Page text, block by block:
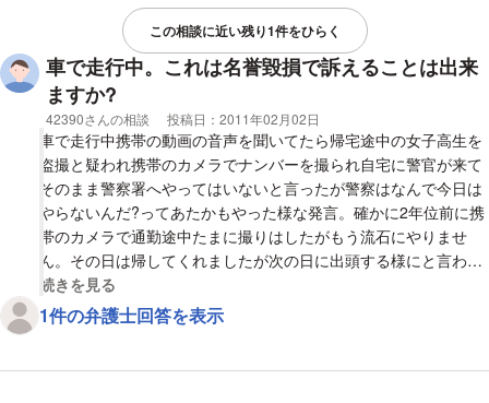
この相談に近い残り1件をひらく
車で走行中。これは名誉毀損で訴えることは出来
ますか?
相談者
42390さんの相談 投稿日： 2011年02月02日
車で走行中携帯の動画の音声を聞いてたら帰宅途中の女子高生を
盗撮と疑われ携帯のカメラでナンバーを撮られ自宅に警官が来て
そのまま警察署へやってはいないと言ったが警察はなんで今日は
やらないんだ?ってあたかもやった様な発言。確かに2年位前に携
帯のカメラで通勤途中たまに撮りはしたがもう流石にやりませ
ん。その日は帰してくれましたが次の日に出頭する様にと言われ
今に至りますお陰で不安で寝付けず食事も出来ず精神的に参って
ます。これは名誉毀損で訴えることは出来ますか?教えて下さい
視覚的に省略された相談全文の
続きを見る
1件の弁護士回答を表示